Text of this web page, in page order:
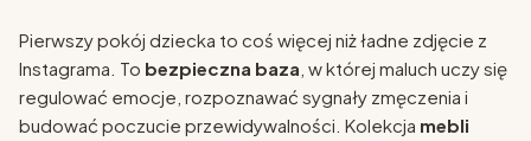
Pierwszy pokój dziecka to coś więcej niż ładne zdjęcie z
Instagrama. To bezpieczna baza , w której maluch uczy się
regulować emocje, rozpoznawać sygnały zmęczenia i
budować poczucie przewidywalności. Kolekcja mebli